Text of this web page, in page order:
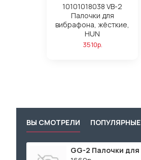
10101018038 VB-2
Палочки для
вибрафона, жёсткие,
HUN
3510р.
ВЫ СМОТРЕЛИ ПОПУЛЯРНЫЕ